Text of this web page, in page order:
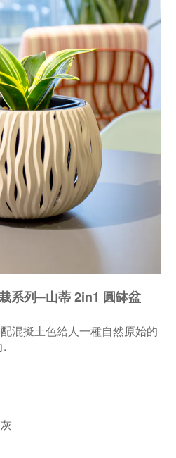
系列─山蒂 2in1 圓缽盆
混擬土色給人一種自然原始的
.